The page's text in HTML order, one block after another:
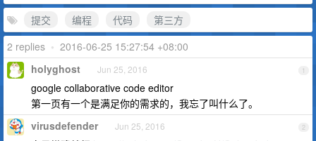
提交
编程 代码
第三方
2 replies • 2016-06-25 15:27:54 +08:00
1
holyghost Jun 25, 2016
google collaborative code editor
第一页有一个是满足你的需求的，我忘了叫什么了。
2
virusdefender Jun 25, 2016